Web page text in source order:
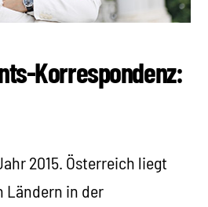
Korrespondenz:
2015. Österreich liegt
Ländern in der